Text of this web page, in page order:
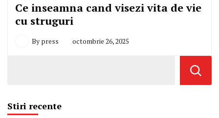
Ce inseamna cand visezi vita de vie
cu struguri
By press octombrie 26, 2025
Stiri recente